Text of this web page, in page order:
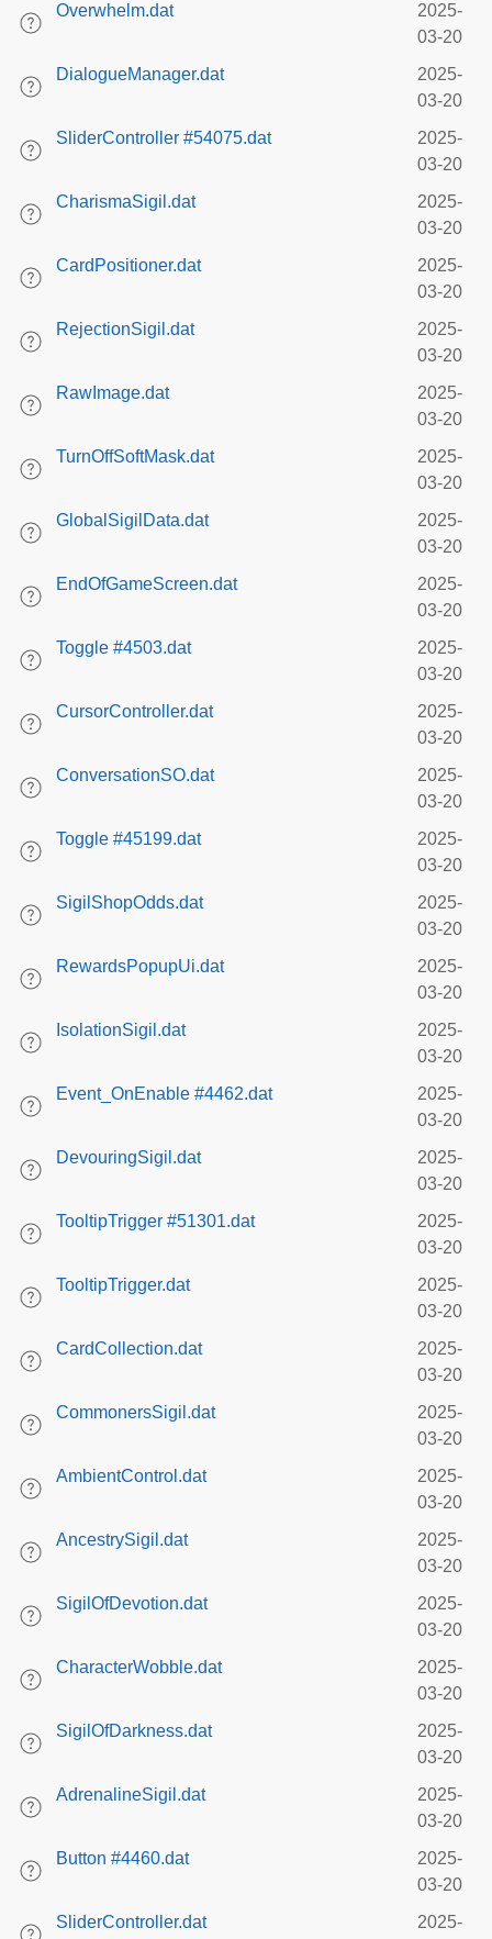
Overwhelm.dat
2025-
03-20
DialogueManager.dat
2025-
03-20
SliderController #54075.dat
2025-
03-20
CharismaSigil.dat
2025-
03-20
CardPositioner.dat
2025-
03-20
RejectionSigil.dat
2025-
03-20
RawImage.dat
2025-
03-20
TurnOffSoftMask.dat
2025-
03-20
GlobalSigilData.dat
2025-
03-20
EndOfGameScreen.dat
2025-
03-20
Toggle #4503.dat
2025-
03-20
CursorController.dat
2025-
03-20
ConversationSO.dat
2025-
03-20
Toggle #45199.dat
2025-
03-20
SigilShopOdds.dat
2025-
03-20
RewardsPopupUi.dat
2025-
03-20
IsolationSigil.dat
2025-
03-20
Event_OnEnable #4462.dat
2025-
03-20
DevouringSigil.dat
2025-
03-20
TooltipTrigger #51301.dat
2025-
03-20
TooltipTrigger.dat
2025-
03-20
CardCollection.dat
2025-
03-20
CommonersSigil.dat
2025-
03-20
AmbientControl.dat
2025-
03-20
AncestrySigil.dat
2025-
03-20
SigilOfDevotion.dat
2025-
03-20
CharacterWobble.dat
2025-
03-20
SigilOfDarkness.dat
2025-
03-20
AdrenalineSigil.dat
2025-
03-20
Button #4460.dat
2025-
03-20
SliderController.dat
2025-